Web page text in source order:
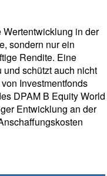
in der
sondern nur ein
Rendite. Eine
schützt auch nicht
Investmentfonds
DPAM B Equity World
Entwicklung an der